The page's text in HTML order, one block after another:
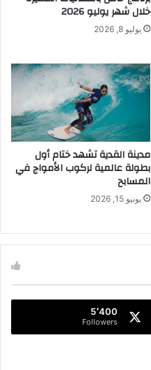
خلال شهر يوليو 2026
يوليو 8, 2026
مدينة القدية تشهد ختام أول
بطولة عالمية لركوب الأمواج في
المسابح
يونيو 15, 2026
5٬400
Followers